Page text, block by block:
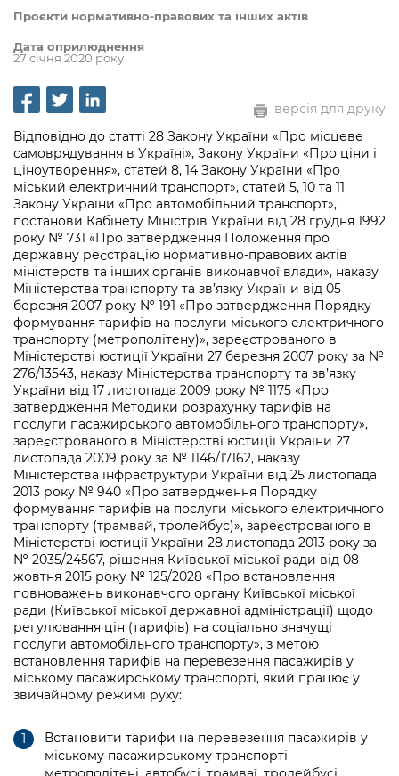
Рішення та розпорядження
Проєкти розпоряджень, що
перебувають на погодженні КМВА
Рішення Київради
Контактна інформація
Графік роботи та прийому громадян
Вакансії
Статистика
Звернення громадян
Регуляторна діяльність
Промисловість і наука Києва
Підприємства, установи, організації
Kyiv International Relations
Річні звіти
Гендерна політика
Безбар'єрність
Київська міська військова адміністрація
Освіта та навчальні заклади
Дороги, транспорт та парковки
Навколишнє середовище міста
Культура, спорт, дозвілля
Бізнес та ліцензування
Фінанси та бюджет
Безпека та правопорядок
Ритуальні послуги
Іноземцям / For foreigners
Пам'ятки культурної спадщини
Портал Захисників та Захисниць
Безбар'єрність
Портал послуг
Міський застосунок Київ Цифровий
Важливе під час воєнного стану
Громадська експертиза
Громадський бюджет
Консультації з громадськістю
Громадська рада
Петиції
Відкритий бюджет
Контактний центр
Допомога учасникам АТО
Рада з питань внутрішньо переміщених
осіб при Київській міській військовій
адміністрації
«Ініціатива «Партнерство «Відкритий
Уряд» – місцевий рівень»
Важливе під час воєнного стану
Проекти нормативно-правових та
інших актів
Нормативна база
Питання і відповіді про публічну
інформацію
Порядок оскарження рішень, дій чи
бездіяльності розпорядників інформації
Звіти про опрацювання запитів на
публічну інформацію
Інформація для споживачів
Про відкриті дані
Портал даних Києва
Публічні дашборди
Медіагалерея
Підписатися на новини та анонси від
from the KCSA
Порядок акредитації медіа /
Accreditation process
Подати журналістський запит /
Submitting a media request
Зйомки в лікарнях в умовах воєнного
стану / Rules for media coverage of
hospitals at work under martial law
Контакти для медіа / Contacts for mass
media
Проєкти нормативно-правових та інших актів
Дата оприлюднення
27 січня 2020 року
версія для друку
Відповідно до статті 28 Закону України «Про місцеве
самоврядування в Україні», Закону України «Про ціни і
ціноутворення», статей 8, 14 Закону України «Про
міський електричний транспорт», статей 5, 10 та 11
Закону України «Про автомобільний транспорт»,
постанови Кабінету Міністрів України від 28 грудня 1992
року № 731 «Про затвердження Положення про
державну реєстрацію нормативно-правових актів
міністерств та інших органів виконавчої влади», наказу
Міністерства транспорту та зв’язку України від 05
березня 2007 року № 191 «Про затвердження Порядку
формування тарифів на послуги міського електричного
транспорту (метрополітену)», зареєстрованого в
Міністерстві юстиції України 27 березня 2007 року за №
276/13543, наказу Міністерства транспорту та зв’язку
України від 17 листопада 2009 року № 1175 «Про
затвердження Методики розрахунку тарифів на
послуги пасажирського автомобільного транспорту»,
зареєстрованого в Міністерстві юстиції України 27
листопада 2009 року за № 1146/17162, наказу
Міністерства інфраструктури України від 25 листопада
2013 року № 940 «Про затвердження Порядку
формування тарифів на послуги міського електричного
транспорту (трамвай, тролейбус)», зареєстрованого в
Міністерстві юстиції України 28 листопада 2013 року за
№ 2035/24567, рішення Київської міської ради від 08
жовтня 2015 року № 125/2028 «Про встановлення
повноважень виконавчого органу Київської міської
ради (Київської міської державної адміністрації) щодо
регулювання цін (тарифів) на соціально значущі
послуги автомобільного транспорту», з метою
встановлення тарифів на перевезення пасажирів у
міському пасажирському транспорті, який працює у
звичайному режимі руху:
Встановити тарифи на перевезення пасажирів у
міському пасажирському транспорті –